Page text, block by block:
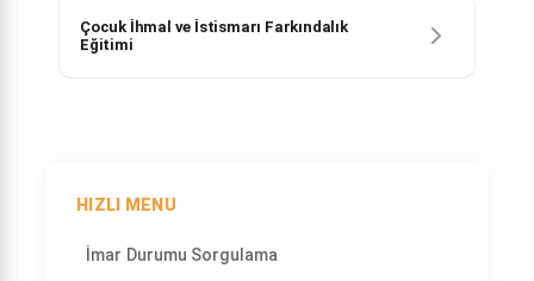
Çocuk İhmal ve İstismarı Farkındalık
Eğitimi
HIZLI MENU
İmar Durumu Sorgulama